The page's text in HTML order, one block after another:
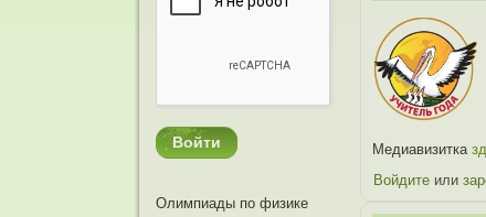
Олимпиады по физике
Медиавизитка
Войдите или